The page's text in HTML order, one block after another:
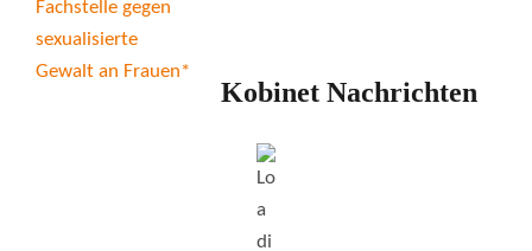
Kobinet Nachrichten